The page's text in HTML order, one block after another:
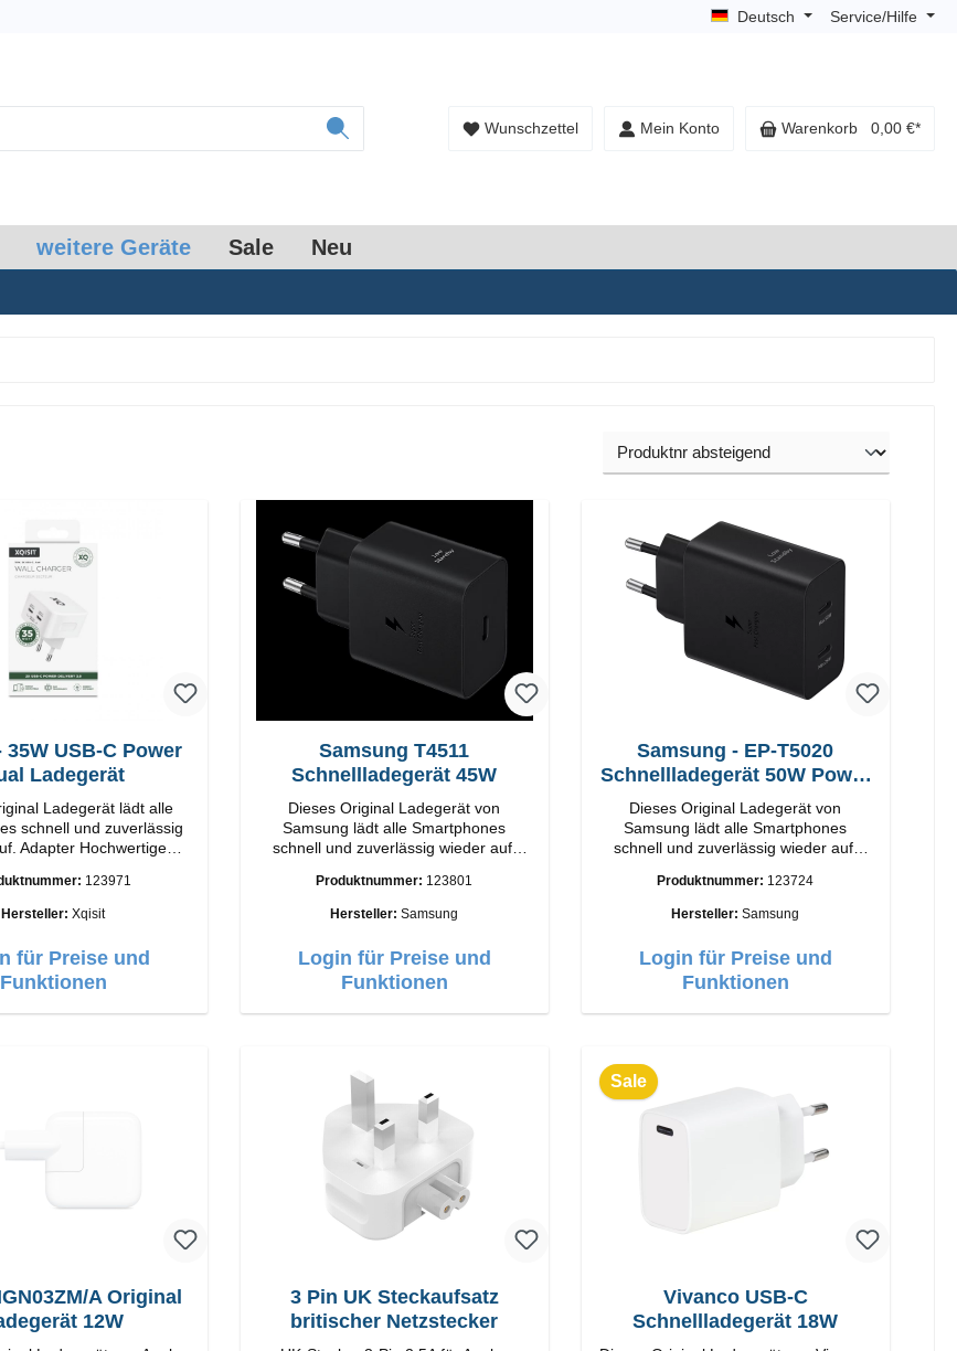
Deutsch Service/Hilfe
Wunschzettel Mein Konto Warenkorb 0,00 €*
weitere Geräte Sale Neu
35W USB-C Power
Ladegerät
Ladegerät lädt alle
schnell und zuverlässig
Hochwertige
USB-C Output: 35W Farbe: Weis
123971
Hersteller:Xqisit
für Preise und
Funktionen
Samsung T4511
Schnellladegerät 45W
Dieses Original Ladegerät von
Samsung lädt alle Smartphones
schnell und zuverlässig wieder auf.
VerarbeitungAnschlüss: USB-C Output:
USB-C: 45W Farbe: Schwarz
Produktnummer: 123801
Hersteller:Samsung
Login für Preise und
Funktionen
Samsung - EP-T5020
Schnellladegerät 50W Power
Duo
Dieses Original Ladegerät von
Samsung lädt alle Smartphones
schnell und zuverlässig wieder auf.
Hochwertige Verarbeitung Anschlüsse:
USB-C / USB-C Output: 50W Farbe:
USB-C zu USB-C Farbe: Schwarz/li>
Produktnummer: 123724
Hersteller:Samsung
Login für Preise und
Funktionen
A Original
12W
3 Pin UK Steckaufsatz
britischer Netzstecker
Sale
Vivanco USB-C
Schnellladegerät 18W